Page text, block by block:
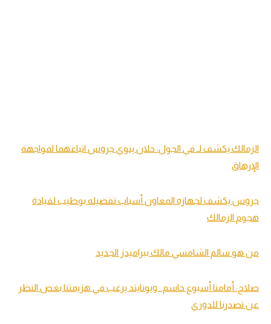
الزمالك يكشف لـ في الجول: حلان ينوي جروس اتباعهما لمواجهة
الإرهاق
جروس يكشف لجهازه المعاون أسباب تفضيله بوطيب لقيادة
هجوم الزمالك
من هو سالم الشامسي مالك بيراميدز الجديد
صلاح: أمامنا أسبوع حاسم.. ويونايتد يرغب في هزيمتنا بغض النظر
عن تصدرنا للدوري